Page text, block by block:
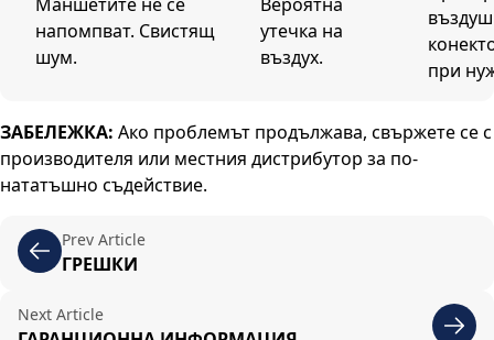
напомпват. Свистящ
шум.
утечка на
въздух.
при
ЗАБЕЛЕЖКА: Ако проблемът продължава, свържете се с
производителя или местния дистрибутор за по-
нататъшно съдействие.
Prev Article
ГРЕШКИ
Next Article